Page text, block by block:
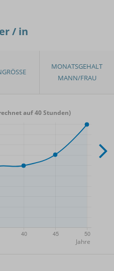
/ in
auf 40 Stunden)